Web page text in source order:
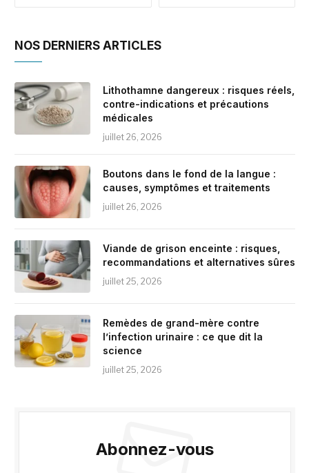
NOS DERNIERS ARTICLES
Lithothamne dangereux : risques réels,
contre-indications et précautions
médicales
juillet 26, 2026
Boutons dans le fond de la langue :
causes, symptômes et traitements
juillet 26, 2026
Viande de grison enceinte : risques,
recommandations et alternatives sûres
juillet 25, 2026
Remèdes de grand-mère contre
l’infection urinaire : ce que dit la
science
juillet 25, 2026
Abonnez-vous